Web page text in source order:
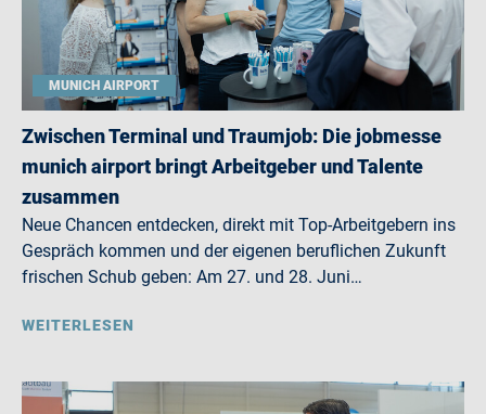
MUNICH AIRPORT
Zwischen Terminal und Traumjob: Die jobmesse
munich airport bringt Arbeitgeber und Talente
zusammen
Neue Chancen entdecken, direkt mit Top-Arbeitgebern ins
Gespräch kommen und der eigenen beruflichen Zukunft
frischen Schub geben: Am 27. und 28. Juni…
WEITERLESEN